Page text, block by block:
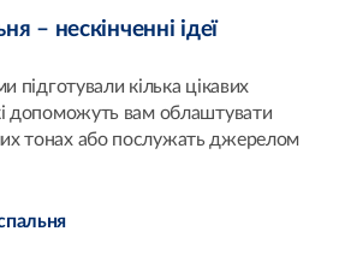
– нескінченні ідеї
підготували кілька цікавих
допоможуть вам облаштувати
тонах або послужать джерелом